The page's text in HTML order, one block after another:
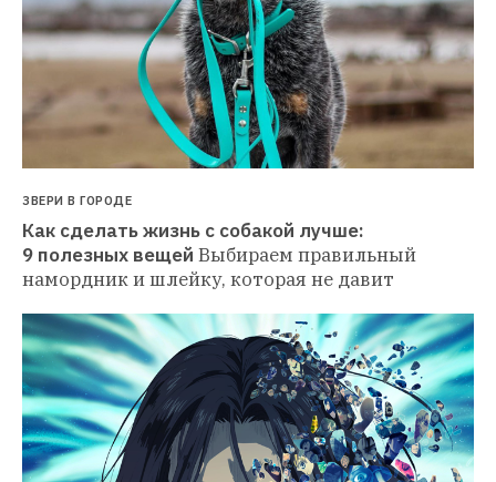
ЗВЕРИ В ГОРОДЕ
Как сделать жизнь с собакой лучше:
9 полезных вещей Выбираем правильный
намордник и шлейку, которая не давит